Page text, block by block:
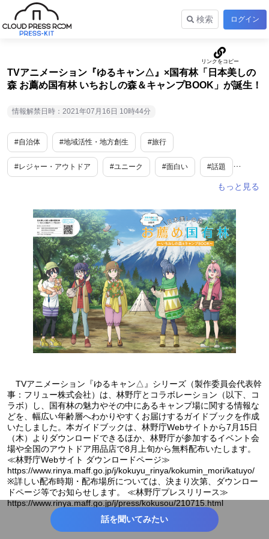
検索 ログイン
TVアニメーション『ゆるキャン△』×国有林「日本美しの
森 お薦め国有林 いちおしの森＆キャンプBOOK」が誕生！
情報解禁日時：2021年07月16日 10時44分
#自治体 #地域活性・地方創生 #旅行
#レジャー・アウトドア #ユニーク #面白い #話題
#10代・20代向け #シニア向け #サラリーマン向け
#主婦向け
TVアニメーション『ゆるキャン△』シリーズ（製作委員会代表幹
事：フリュー株式会社）は、林野庁とコラボレーション（以下、コ
ラボ）し、国有林の魅力やその中にあるキャンプ場に関する情報な
どを、幅広い年齢層へわかりやすくお届けするガイドブックを作成
いたしました。本ガイドブックは、林野庁Webサイトから7月15日
（木）よりダウンロードできるほか、林野庁が参加するイベント会
場や全国のアウトドア用品店で8月上旬から無料配布いたします。
≪林野庁Webサイト ダウンロードページ≫
https://www.rinya.maff.go.jp/j/kokuyu_rinya/kokumin_mori/katuyo/
※詳しい配布時期・配布場所については、決まり次第、ダウンロー
ドページ等でお知らせします。 ≪林野庁プレスリリース≫
https://www.rinya.maff.go.jp/j/press/kokusou/210715.html
話を聞いてみたい